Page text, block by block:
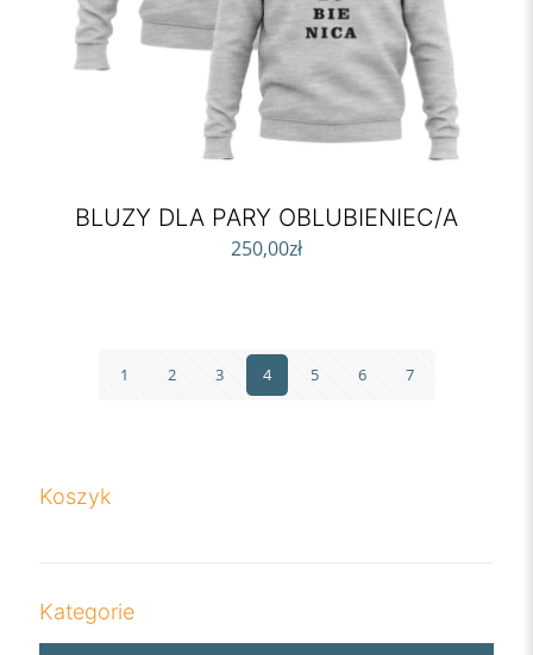
BLUZY DLA PARY OBLUBIENIEC/A
250,00zł
1 2 3 4 5 6 7
Koszyk
Kategorie